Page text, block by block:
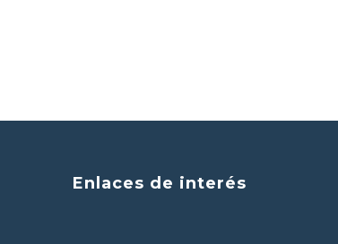
Enlaces de interés